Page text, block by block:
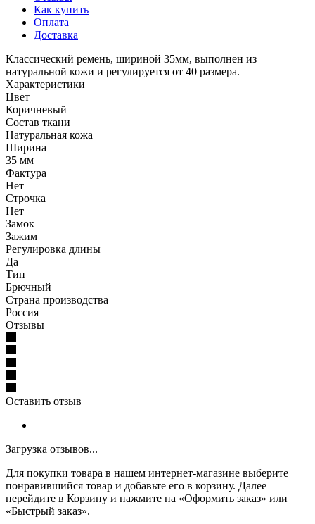
Как купить
Оплата
Доставка
Классический ремень, шириной 35мм, выполнен из
натуральной кожи и регулируется от 40 размера.
Характеристики
Цвет
Коричневый
Состав ткани
Натуральная кожа
Ширина
35 мм
Фактура
Нет
Строчка
Нет
Замок
Зажим
Регулировка длины
Да
Тип
Брючный
Страна производства
Россия
Отзывы
Оставить отзыв
Загрузка отзывов...
Для покупки товара в нашем интернет-магазине выберите
понравившийся товар и добавьте его в корзину. Далее
перейдите в Корзину и нажмите на «Оформить заказ» или
«Быстрый заказ».